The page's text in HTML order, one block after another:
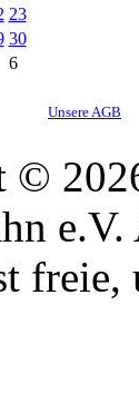
23
30
6
Unsere AGB
©
freie,